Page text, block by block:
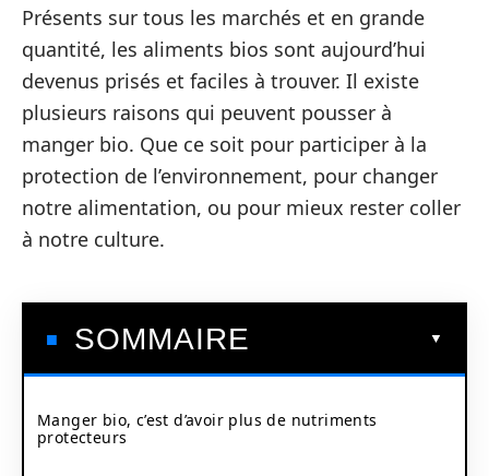
Présents sur tous les marchés et en grande
quantité, les aliments bios sont aujourd’hui
devenus prisés et faciles à trouver. Il existe
plusieurs raisons qui peuvent pousser à
manger bio. Que ce soit pour participer à la
protection de l’environnement, pour changer
notre alimentation, ou pour mieux rester coller
à notre culture.
SOMMAIRE
Manger bio, c’est d’avoir plus de nutriments
protecteurs